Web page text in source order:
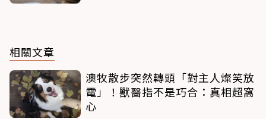
相關文章
澳牧散步突然轉頭「對主人燦笑放
電」！獸醫指不是巧合：真相超窩
心